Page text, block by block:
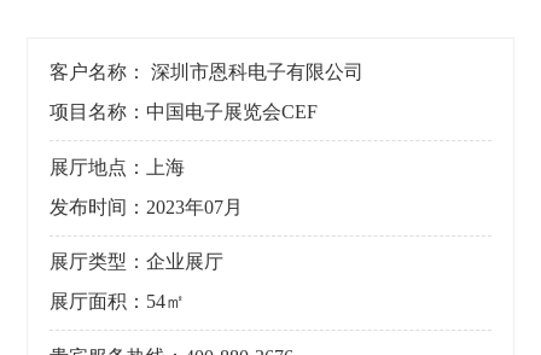
客户名称： 深圳市恩科电子有限公司
项目名称：中国电子展览会CEF
展厅地点：上海
发布时间：2023年07月
展厅类型：企业展厅
展厅面积：54㎡